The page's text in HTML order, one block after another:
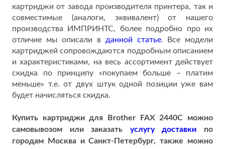
картриджи от завода производителя принтера, так и
совместимые (аналоги, эквивалент) от нашего
производства ИМПРИНТС, более подробно про их
отличие мы описали в данной статье. Все модели
картриджей сопровождаются подробным описанием
и характеристиками, на весь ассортимент действует
скидка по принципу «покупаем больше – платим
меньше» т.е. от двух штук одной позиции уже вам
будет начисляться скидка.
Купить картриджи для Brother FAX 2440C можно
самовывозом или заказать услугу доставки по
городам
Москва и Санкт-Петербург, также можно